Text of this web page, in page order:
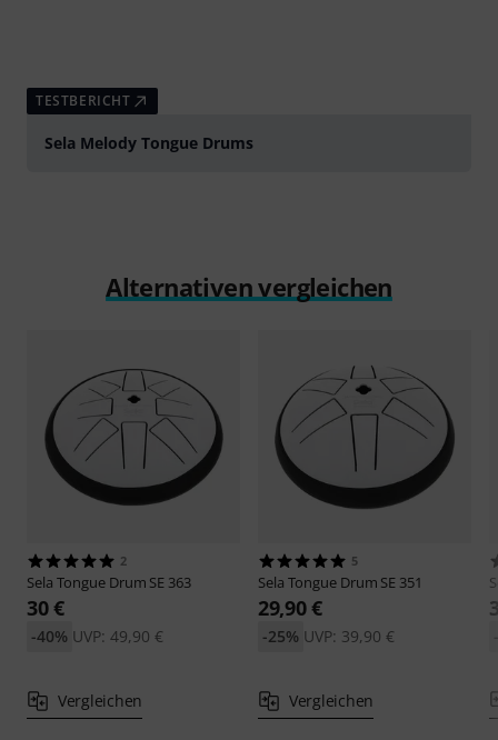
TESTBERICHT
Sela Melody Tongue Drums
Alternativen vergleichen
2
Sela Tongue Drum SE 363
30 €
UVP: 49,90 €
-40%
Vergleichen
5
Sela Tongue Drum SE 351
29,90 €
UVP: 39,90 €
-25%
Vergleichen